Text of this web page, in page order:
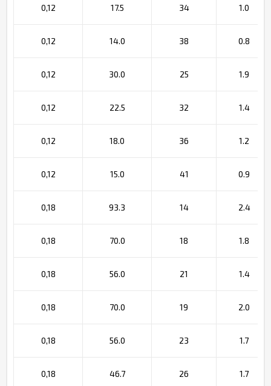
0,12 17.5 34 1.0
0,12 14.0 38 0.8
0,12 30.0 25 1.9
0,12 22.5 32 1.4
0,12 18.0 36 1.2
0,12 15.0 41 0.9
0,18 93.3 14 2.4
0,18 70.0 18 1.8
0,18 56.0 21 1.4
0,18 70.0 19 2.0
0,18 56.0 23 1.7
0,18 46.7 26 1.7